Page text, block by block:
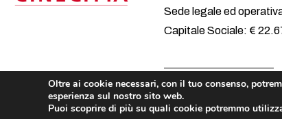
Sede legale ed
Capitale Sociale: €
© 2023 Italian Pavilion
Oltre ai cookie necessari, con il tuo consenso,
esperienza sul nostro sito web.
Puoi scoprire di più su quali cookie potremmo